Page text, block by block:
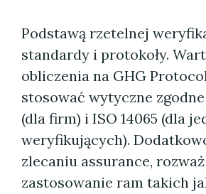
Podstawą rzetelnej
standardy i protokoły.
obliczenia na GHG
stosować wytyczne zgodne
(dla firm) i ISO 14065 (dla
weryfikujących).
zlecaniu assurance, rozważ
zastosowanie ram takich